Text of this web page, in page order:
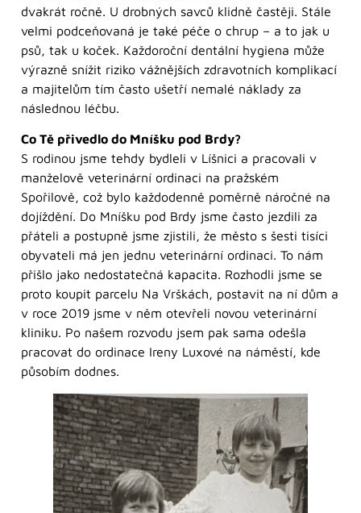
dvakrát ročně. U drobných savců klidně častěji. Stále
velmi podceňovaná je také péče o chrup – a to jak u
psů, tak u koček. Každoroční dentální hygiena může
výrazně snížit riziko vážnějších zdravotních komplikací
a majitelům tím často ušetří nemalé náklady za
následnou léčbu.
Co Tě přivedlo do Mníšku pod Brdy?
S rodinou jsme tehdy bydleli v Líšnici a pracovali v
manželově veterinární ordinaci na pražském
Spořilově, což bylo každodenně poměrně náročné na
dojíždění. Do Mníšku pod Brdy jsme často jezdili za
přáteli a postupně jsme zjistili, že město s šesti tisíci
obyvateli má jen jednu veterinární ordinaci. To nám
přišlo jako nedostatečná kapacita. Rozhodli jsme se
proto koupit parcelu Na Vrškách, postavit na ní dům a
v roce 2019 jsme v něm otevřeli novou veterinární
kliniku. Po našem rozvodu jsem pak sama odešla
pracovat do ordinace Ireny Luxové na náměstí, kde
působím dodnes.